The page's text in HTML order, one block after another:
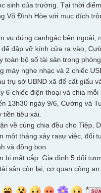
sinh của trường. Tại thời
Võ Đình Hòe với mục đích
vụ đứng canhgác bên ngoài,
đập vỡ kính cửa ra vào,
bộ số tài sản trong
máy nghe nhạc và 2 chiếc
trụ sở UBND xã để cất giấu
chiếc điện thoại và chia
13h30 ngày 9/6, Cường và
tiêu xài.
về cùng chia đều cho Tiệp,
một tháng xảy rasự việc, đối
và đồng bọn.
bị mất cắp. Gia đình 5 đối
sản còn lại, cơ quan công